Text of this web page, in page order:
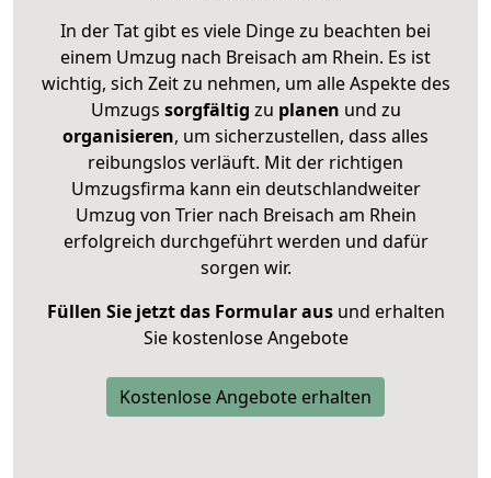
In der Tat gibt es viele Dinge zu beachten bei
einem Umzug nach Breisach am Rhein. Es ist
wichtig, sich Zeit zu nehmen, um alle Aspekte des
Umzugs sorgfältig zu planen und zu
organisieren, um sicherzustellen, dass alles
reibungslos verläuft. Mit der richtigen
Umzugsfirma kann ein deutschlandweiter
Umzug von Trier nach Breisach am Rhein
erfolgreich durchgeführt werden und dafür
sorgen wir.
Füllen Sie jetzt das Formular ausund erhalten
Sie kostenlose Angebote
Kostenlose Angebote erhalten